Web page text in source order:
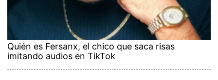
Quién es Fersanx, el chico que saca risas
imitando audios en TikTok